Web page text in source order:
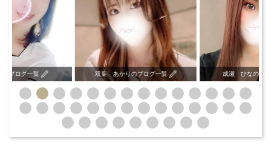
ブログ一覧 双葉 あかりのブログ一覧 成瀬 ひなのブ